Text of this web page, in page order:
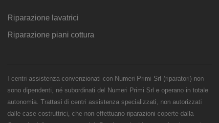
Riparazione lavatrici
Riparazione piani cottura
I centri assistenza convenzionati con Numeri Primi Srl (riparatori) non
sono dipendenti, né subordinati del Numeri Primi Srl e operano in totale
autonomia. Trattasi di centri assistenza specializzati, non autorizzati
dalle case costruttrici, che non effettuano riparazioni coperte dalla